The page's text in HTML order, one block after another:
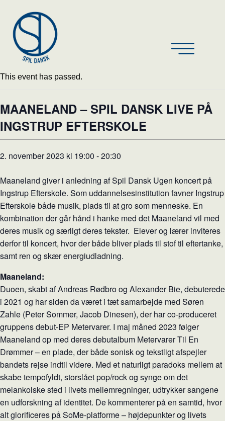
This event has passed.
MAANELAND – SPIL DANSK LIVE PÅ
INGSTRUP EFTERSKOLE
2. november 2023 kl 19:00 -20:30
Maaneland giver i anledning af Spil Dansk Ugen koncert på
Ingstrup Efterskole. Som uddannelsesinstitution favner Ingstrup
Efterskole både musik, plads til at gro som menneske. En
kombination der går hånd i hanke med det Maaneland vil med
deres musik og særligt deres tekster. Elever og lærer inviteres
derfor til koncert, hvor der både bliver plads til stof til eftertanke,
samt ren og skær energiudladning.
Maaneland:
Duoen, skabt af Andreas Rødbro og Alexander Bie, debuterede
i 2021 og har siden da været i tæt samarbejde med Søren
Zahle (Peter Sommer, Jacob Dinesen), der har co-produceret
gruppens debut-EP Metervarer. I maj måned 2023 følger
Maaneland op med deres debutalbum Metervarer Til En
Drømmer – en plade, der både sonisk og tekstligt afspejler
bandets rejse indtil videre. Med et naturligt paradoks mellem at
skabe tempofyldt, storslået pop/rock og synge om det
melankolske sted i livets mellemregninger, udtrykker sangene
en udforskning af identitet. De kommenterer på en samtid, hvor
alt glorificeres på SoMe-platforme – højdepunkter og livets